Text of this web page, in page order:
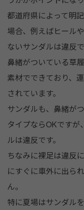
都道府県によって明
場合、例えばヒール
ないサンダルは違反で
鼻緒がついている草
素材でできており、
されています。
サンダルも、鼻緒が
タイプならOKです
ルは違反です。
ちなみに裸足は違反
にすぐに車外に出ら
ん。
特に夏場はサンダル